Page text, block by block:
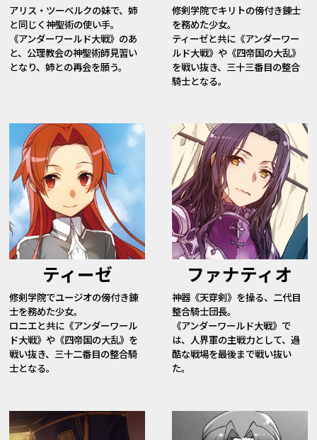
アリス・ツーベルクの妹で、姉
と同じく神聖術の使い手。
《アンダーワールド大戦》のあ
と、公理教会の神聖術師見習い
となり、姉との再会を願う。
修剣学院でキリトの傍付き錬士
を務めた少女。
ティーゼと共に《アンダーワー
ルド大戦》や《四帝国の大乱》
を戦い抜き、三十三番目の整合
騎士となる。
ティーゼ
修剣学院でユージオの傍付き錬
士を務めた少女。
ロニエと共に《アンダーワール
ド大戦》や《四帝国の大乱》を
戦い抜き、三十二番目の整合騎
士となる。
ファナティオ
神器《天穿剣》を操る、二代目
整合騎士団長。
《アンダーワールド大戦》で
は、人界軍の主戦力として、過
酷な戦場を最後まで戦い抜い
た。